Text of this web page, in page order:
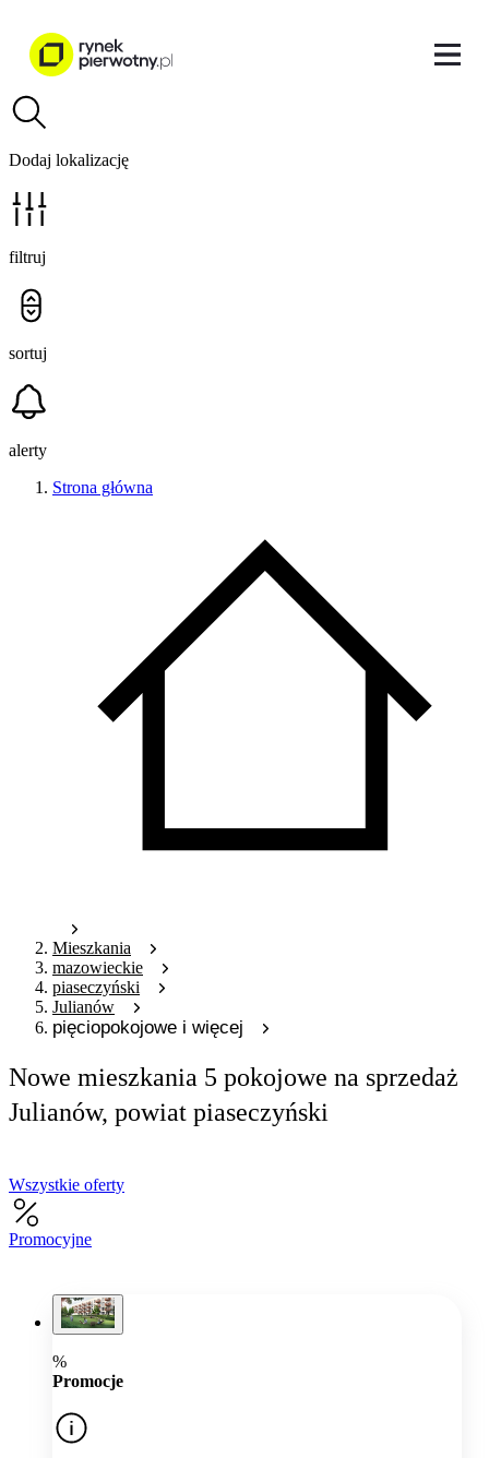
Dodaj lokalizację
filtruj
sortuj
alerty
Strona główna
Mieszkania
mazowieckie
piaseczyński
Julianów
pięciopokojowe i więcej
Nowe mieszkania 5 pokojowe na sprzedaż
Julianów, powiat piaseczyński
Wszystkie oferty
Promocyjne
%
Promocje